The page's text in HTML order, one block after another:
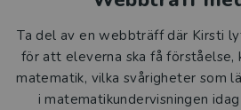
Ta del av en webbträff där Kirsti
för att eleverna ska få förståelse,
matematik, vilka svårigheter som
i matematikundervisningen